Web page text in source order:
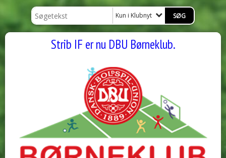
Kun i Klubnyt
Strib IF er nu DBU Børneklub.